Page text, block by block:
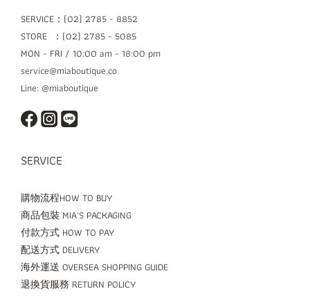
SERVICE：(02) 2785 - 8852
STORE ：(02) 2785 - 5085
MON - FRI / 10:00 am - 18:00 pm
service@miaboutique.co
Line: @miaboutique
SERVICE
購物流程HOW TO BUY
商品包裝 MIA'S PACKAGING
付款方式 HOW TO PAY
配送方式 DELIVERY
海外運送 OVERSEA SHOPPING GUIDE
退換貨服務 RETURN POLICY